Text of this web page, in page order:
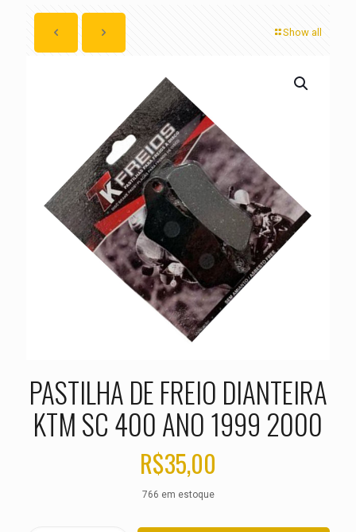
Show all
PASTILHA DE FREIO DIANTEIRA
KTM SC 400 ANO 1999 2000
R$35,00
766 em estoque